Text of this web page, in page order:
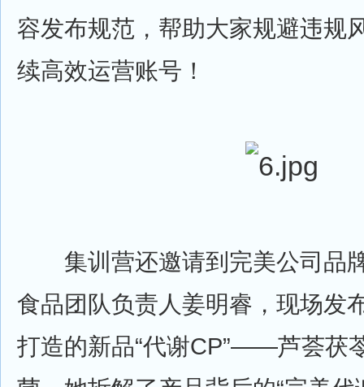
容发布规范，帮助大家规避违规
续高效运营账号！
集训营还邀请到完美公司品
食品团队负责人姜明睿，现场发
打造的新品“代谢CP”——芦荟茯